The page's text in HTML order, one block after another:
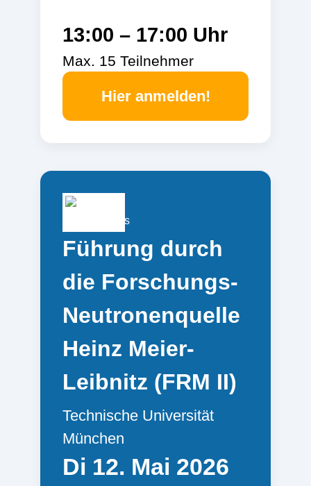
13:00 – 17:00 Uhr
Max. 15 Teilnehmer
Hier anmelden!
Führung durch
die Forschungs-
Neutronenquelle
Heinz Meier-
Leibnitz (FRM II)
Technische Universität
München
Di 12. Mai 2026